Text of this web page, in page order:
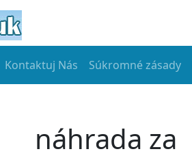
Kontaktuj Nás Súkromné zásady
náhrada za